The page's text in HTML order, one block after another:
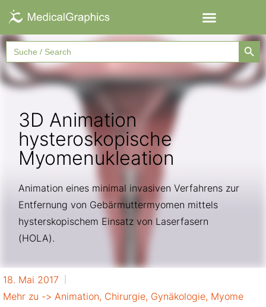
Search
for:
3D Animation
hysteroskopische
Myomenukleation
Animation eines minimal invasiven Verfahrens zur
Entfernung von Gebärmuttermyomen mittels
hysterskopischem Einsatz von Laserfasern
(HOLA).
18. Mai 2017
Mehr zu -> Animation, Chirurgie, Gynäkologie, Myome